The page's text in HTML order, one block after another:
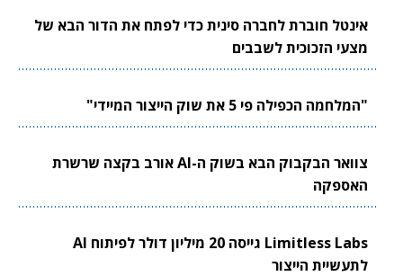
אינטל חוברת לחברה סינית כדי לפתח את הדור הבא של
מצעי הזכוכית לשבבים
"המלחמה הכפילה פי 5 את שוק הייצור המיידי"
צוואר הבקבוק הבא בשוק ה-AI אורב בקצה שרשרת
האספקה
Limitless Labs גייסה 20 מיליון דולר לפיתוח AI
לתעשיית הייצור